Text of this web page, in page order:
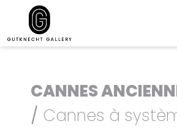
CANNES
/ Cannes à